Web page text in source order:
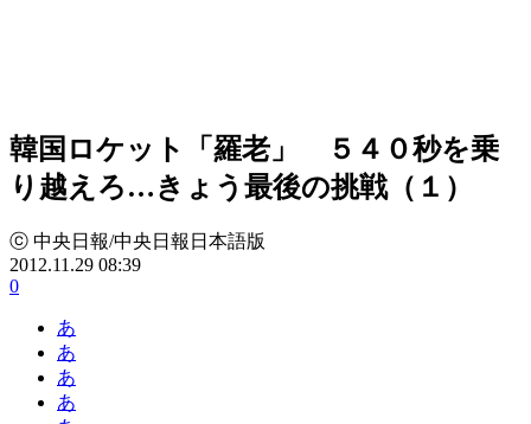
韓国ロケット「羅老」 ５４０秒を乗
り越えろ…きょう最後の挑戦（１）
ⓒ 中央日報/中央日報日本語版
2012.11.29 08:39
0
あ
あ
あ
あ